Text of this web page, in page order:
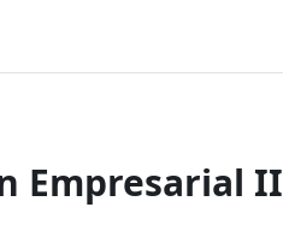
Empresarial